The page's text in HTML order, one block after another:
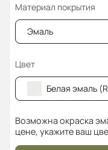
Материал покрытия
Эмаль
Цвет
Белая эмаль
Возможна окраска
цене, укажите ваш